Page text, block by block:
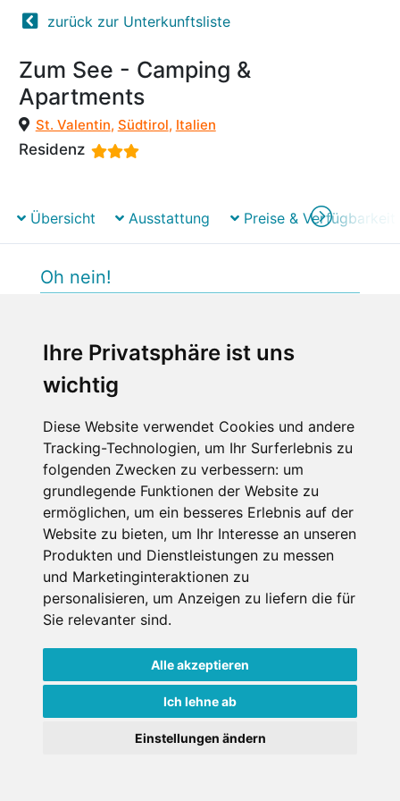
Ihre Privatsphäre ist uns
wichtig
Diese Website verwendet Cookies und andere
Tracking-Technologien, um Ihr Surferlebnis zu
folgenden Zwecken zu verbessern: um
grundlegende Funktionen der Website zu
ermöglichen, um ein besseres Erlebnis auf der
Website zu bieten, um Ihr Interesse an unseren
Produkten und Dienstleistungen zu messen
und Marketinginteraktionen zu
personalisieren, um Anzeigen zu liefern die für
Sie relevanter sind.
Alle akzeptieren
Ich lehne ab
Einstellungen ändern
zurück zur Unterkunftsliste
Zum See - Camping &
Apartments
St. Valentin, Südtirol, Italien
Residenz
Übersicht Ausstattung Preise & Verfügbarkeit
Oh nein!
unerwarteter Fehler aufgetreten.
Bitte versuchen Sie es später erneut.
Datenschutzbedingungen
Nutzungsbedingungen Impressum Kontakt
Copyright © Schneemenschen GmbH 2026